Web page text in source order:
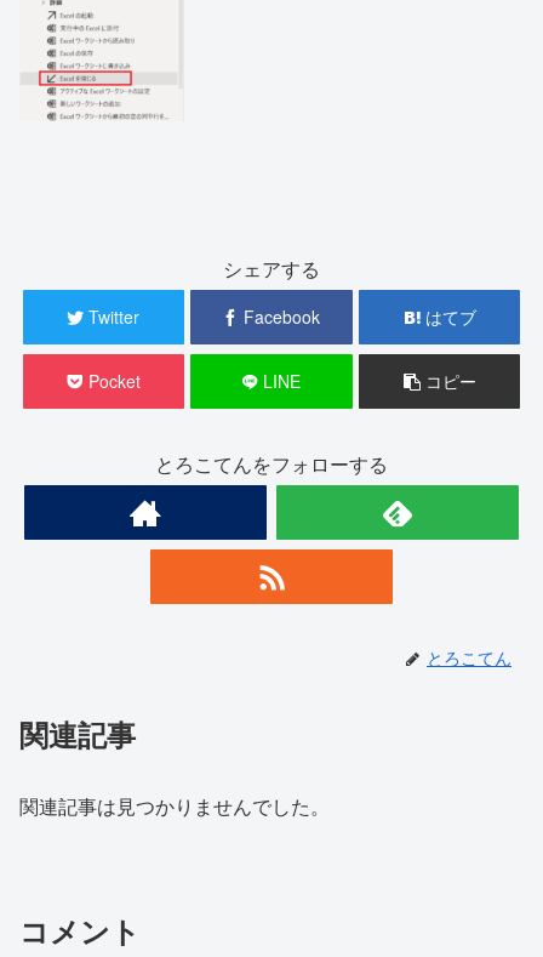
シェアする
Twitter Facebook はてブ
Pocket LINE コピー
とろこてんをフォローする
とろこてん
関連記事
関連記事は見つかりませんでした。
コメント